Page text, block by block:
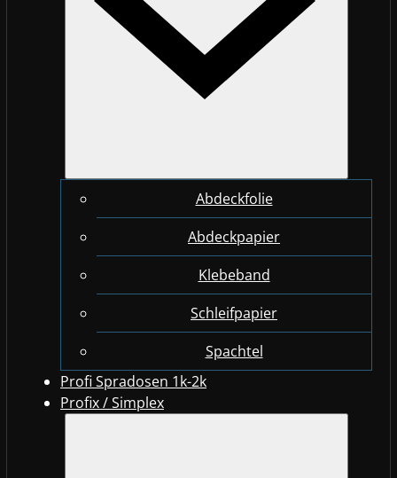
Abdeckfolie
Abdeckpapier
Klebeband
Schleifpapier
Spachtel
Profi Spradosen 1k-2k
Profix / Simplex